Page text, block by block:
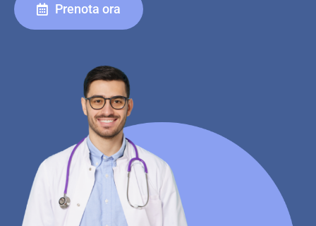
Prenota ora